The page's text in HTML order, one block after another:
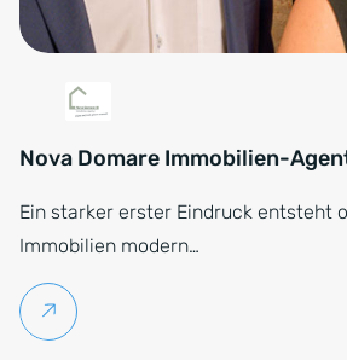
Nova Domare Immobilien-
Ein starker erster Eindruck entsteht
Immobilien modern…
Weiterlesen